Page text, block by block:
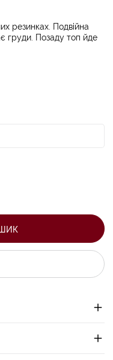
резинках. Подвійна
груди. Позаду топ йде